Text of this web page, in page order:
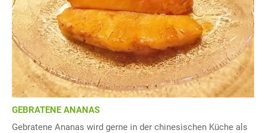
GEBRATENE ANANAS
Gebratene Ananas wird gerne in der chinesischen Küche als